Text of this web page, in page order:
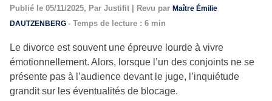
Publié le 05/11/2025, Par Justifit | Revu par Maître Émilie
DAUTZENBERG - Temps de lecture : 6 min
Le divorce est souvent une épreuve lourde à vivre
émotionnellement. Alors, lorsque l’un des conjoints ne se
présente pas à l’audience devant le juge, l’inquiétude
grandit sur les éventualités de blocage.